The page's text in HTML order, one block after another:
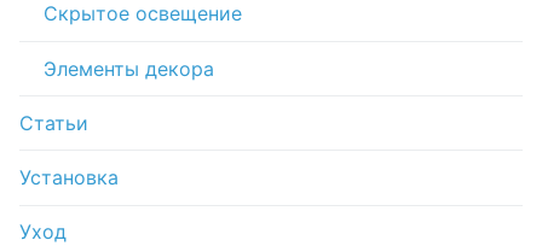
Скрытое освещение
Элементы декора
Статьи
Установка
Уход